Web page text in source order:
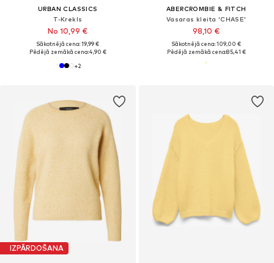
URBAN CLASSICS
T-Krekls
No 10,99 €
Sākotnējā cena: 19,99 €
Pēdējā zemākā cena:4,90 €
+2
ABERCROMBIE & FITCH
Vasaras kleita 'CHASE'
98,10 €
Sākotnējā cena: 109,00 €
Pēdējā zemākā cena:85,41 €
IZPĀRDOŠANA